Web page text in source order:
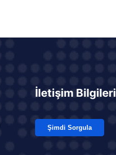
İletişim Bilgileri
Şimdi Sorgula